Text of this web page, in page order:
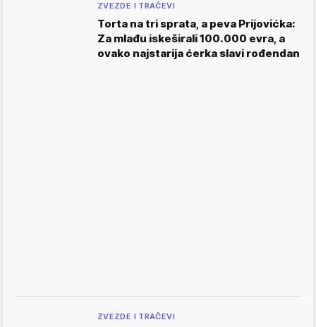
ZVEZDE I TRAČEVI
Torta na tri sprata, a peva Prijovićka:
Za mlađu iskeširali 100.000 evra, a
ovako najstarija ćerka slavi rođendan
ZVEZDE I TRAČEVI